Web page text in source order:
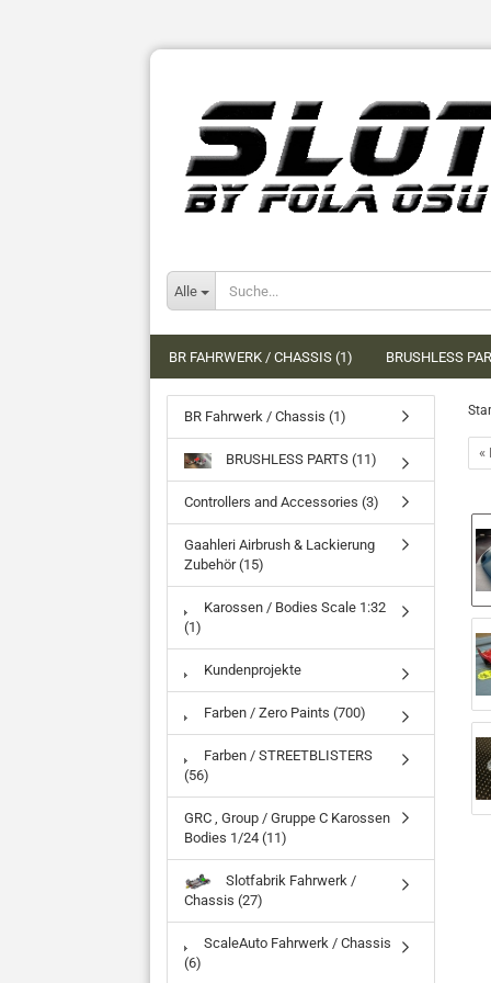
Alle
BR FAHRWERK / CHASSIS (1) BRUSHLESS
«
BR Fahrwerk / Chassis (1)
BRUSHLESS PARTS (11)
Controllers and Accessories (3)
Gaahleri Airbrush & Lackierung
Zubehör (15)
Karossen / Bodies Scale 1:32
(1)
Kundenprojekte
Farben / Zero Paints (700)
Farben / STREETBLISTERS
(56)
GRC , Group / Gruppe C Karossen
Bodies 1/24 (11)
Slotfabrik Fahrwerk /
Chassis (27)
ScaleAuto Fahrwerk / Chassis
(6)